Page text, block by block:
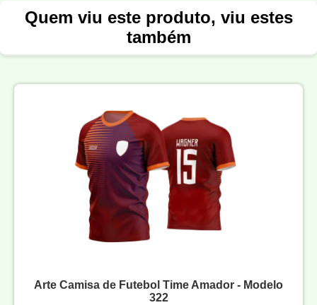
Quem viu este produto, viu estes
também
Arte Camisa de Futebol Time Amador - Modelo
322